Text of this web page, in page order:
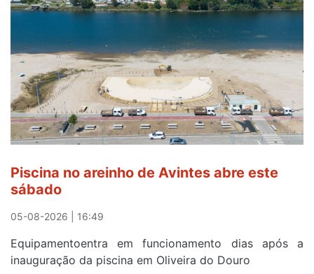
observar
eclipse
solar
esgotam
em
menos
de
24
após
campanha
reforço
Piscina no areinho de Avintes abre este
sábado
05-08-2026 | 16:49
Equipamentoentra em funcionamento dias após a
inauguração da piscina em Oliveira do Douro